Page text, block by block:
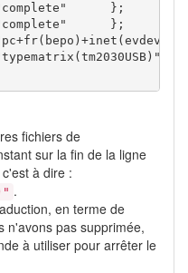
};
};
};
fichiers de
sur la fin de la ligne
à dire :
.
en terme de
n'avons pas supprimée,
à utiliser pour arrêter le